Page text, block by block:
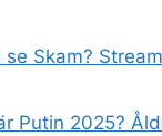
Skam?
Putin 2025?